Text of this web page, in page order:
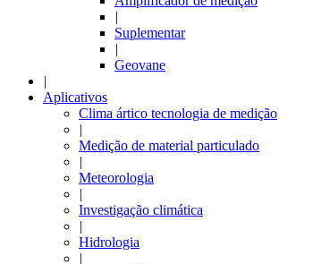
|
Suplementar
|
Geovane
|
Aplicativos
Clima ártico tecnologia de medição
|
Medição de material particulado
|
Meteorologia
|
Investigação climática
|
Hidrologia
|